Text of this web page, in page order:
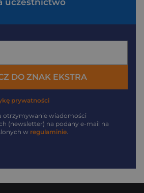
DO ZNAK EKSTRA
prywatności
otrzymywanie wiadomości
(newsletter) na podany e-mail na
w regulaminie